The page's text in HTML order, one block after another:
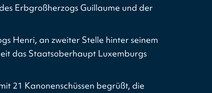
Erbgroßherzogs Guillaume und der
Henri, an zweiter Stelle hinter seinem
das Staatsoberhaupt Luxemburgs
21 Kanonenschüssen begrüßt, die